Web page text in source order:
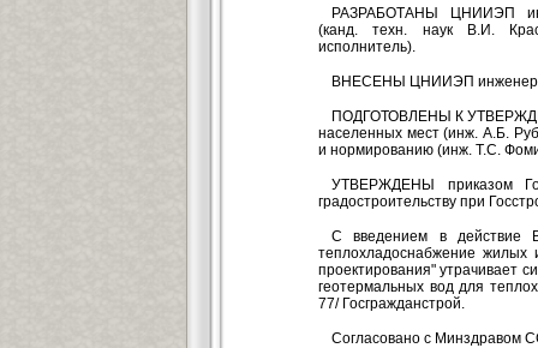
РАЗРАБОТАНЫ ЦНИИЭП
(канд. техн. наук В.И.
исполнитель).
ВНЕСЕНЫ ЦНИИЭП
ПОДГОТОВЛЕНЫ К
населенных мест (инж. А.Б.
и нормированию (инж. Т.С.
УТВЕРЖДЕНЫ приказом
градостроительству при
С введением в действие
теплохладоснабжение
проектирования" утрачивает
геотермальных вод для
77/ Госгражданстрой.
Согласовано с Минздравом